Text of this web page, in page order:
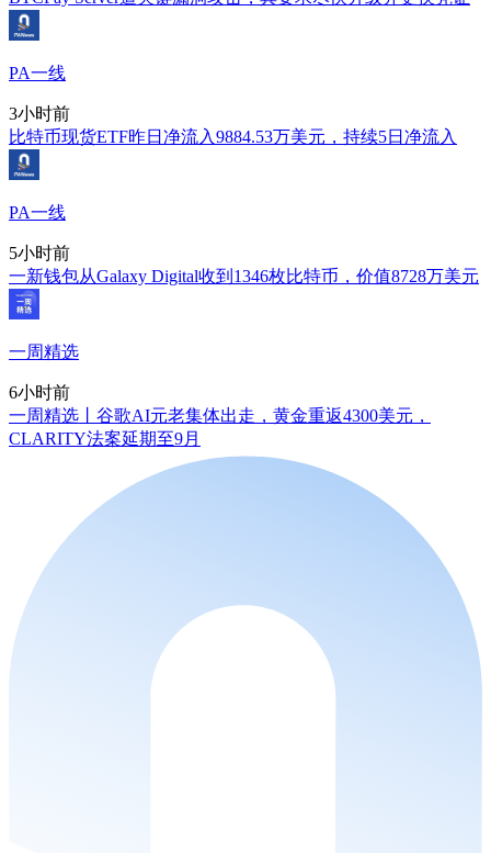
PA一线
3小时前
比特币现货ETF昨日净流入9884.53万美元，持续5日净流入
PA一线
5小时前
一新钱包从Galaxy Digital收到1346枚比特币，价值8728万美元
一周精选
6小时前
一周精选丨谷歌AI元老集体出走，黄金重返4300美元，
CLARITY法案延期至9月